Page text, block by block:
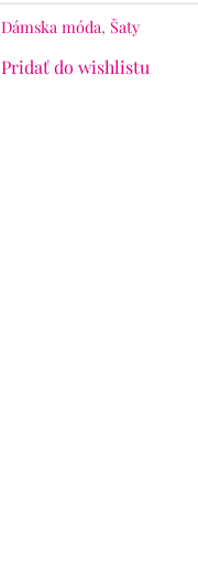
Dámska móda, Šaty
Pridať do wishlistu